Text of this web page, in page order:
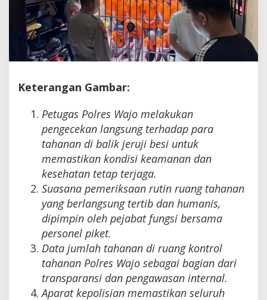
Keterangan Gambar:
Petugas Polres Wajo melakukan
pengecekan langsung terhadap para
tahanan di balik jeruji besi untuk
memastikan kondisi keamanan dan
kesehatan tetap terjaga.
Suasana pemeriksaan rutin ruang tahanan
yang berlangsung tertib dan humanis,
dipimpin oleh pejabat fungsi bersama
personel piket.
Data jumlah tahanan di ruang kontrol
tahanan Polres Wajo sebagai bagian dari
transparansi dan pengawasan internal.
Aparat kepolisian memastikan seluruh